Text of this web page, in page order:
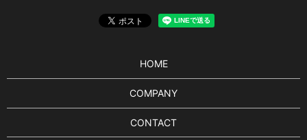
HOME
COMPANY
CONTACT